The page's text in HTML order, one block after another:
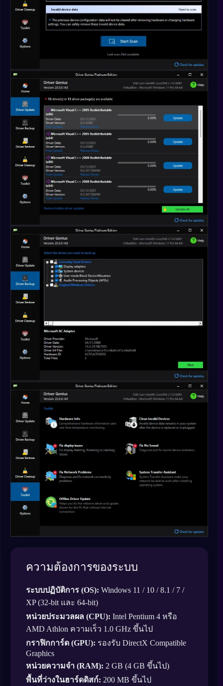
ความต้องการของระบบ
ระบบปฏิบัติการ (OS): Windows 11 / 10 / 8.1 / 7 /
XP (32-bit และ 64-bit)
หน่วยประมวลผล (CPU): Intel Pentium 4 หรือ
AMD Athlon ความเร็ว 1.0 GHz ขึ้นไป
กราฟิกการ์ด (GPU): รองรับ DirectX Compatible
Graphics
หน่วยความจำ (RAM): 2 GB (4 GB ขึ้นไป)
พื้นที่ว่างในฮาร์ดดิสก์: 200 MB ขึ้นไป